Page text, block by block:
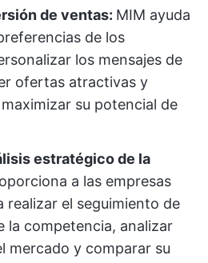
de ventas: MIM ayuda
de los
los mensajes de
ofertas atractivas y
su potencial de
estratégico de la
a las empresas
realizar el seguimiento de
la competencia, analizar
mercado y comparar su